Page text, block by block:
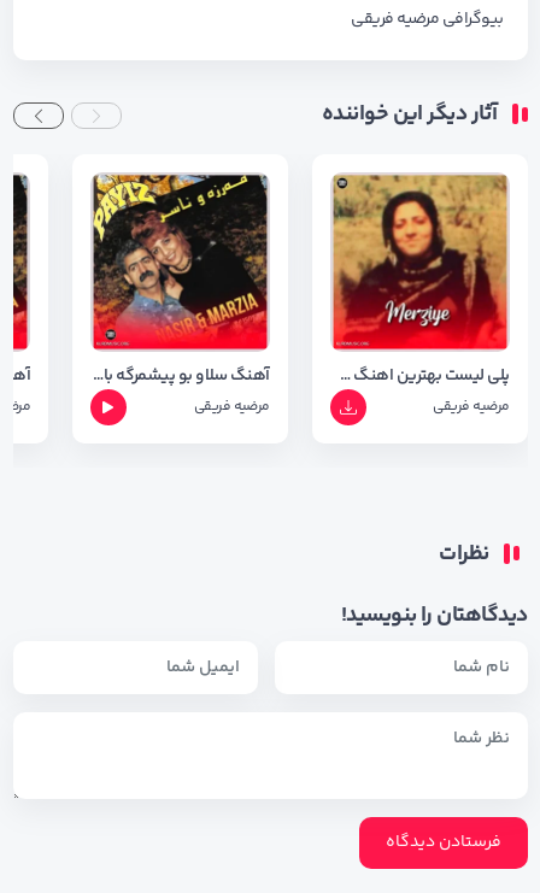
بیوگرافیمرضیه فریقی
آثار دیگر این خواننده
پلی لیست بهترین اهنگ های مرضیه فریقی
مرضیه فریقی
آهنگ سلاو بو پیشمرگه با صدای مرضیه فریقی با کیفیت ۳۲۰
مرضیه فریقی
نظرات
دیدگاهتان را بنویسید!